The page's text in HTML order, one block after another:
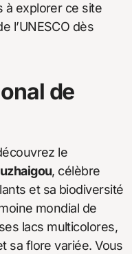
à explorer ce site
l’UNESCO dès
de
le
, célèbre
et sa biodiversité
mondial de
lacs multicolores,
sa flore variée. Vous